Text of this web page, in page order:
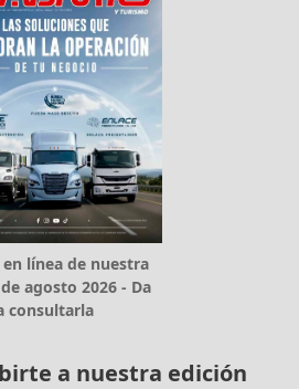
línea de nuestra
agosto 2026 - Da
consultarla
a nuestra edición